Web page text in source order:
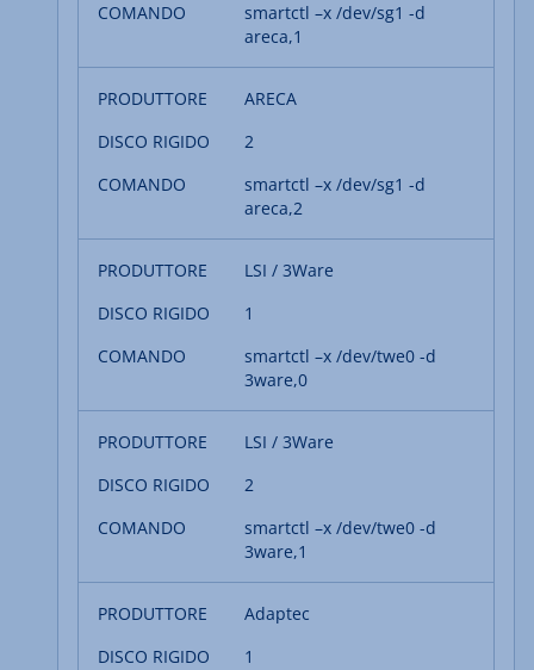
smartctl –x /dev/sg1 -d
areca,1
ARECA
2
smartctl –x /dev/sg1 -d
areca,2
LSI / 3Ware
1
smartctl –x /dev/twe0 -d
3ware,0
LSI / 3Ware
2
smartctl –x /dev/twe0 -d
3ware,1
Adaptec
1